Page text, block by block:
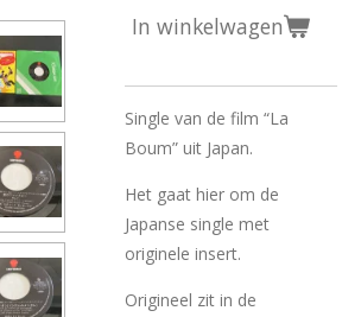
In winkelwagen
Single van de film “La
Boum” uit Japan.
Het gaat hier om de
Japanse single met
originele insert.
Origineel zit in de